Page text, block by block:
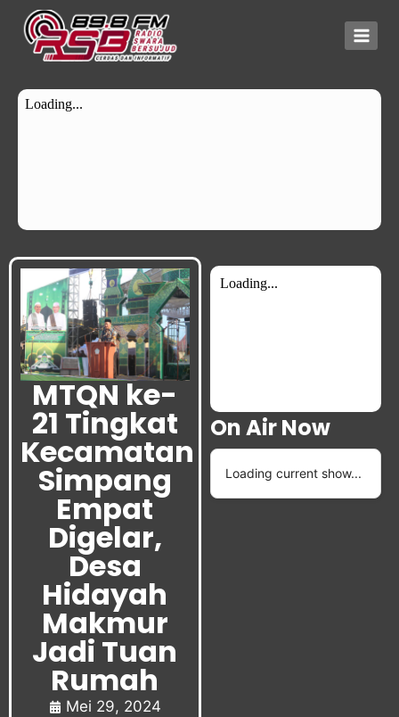
MTQN ke-
21 Tingkat
Kecamatan
Simpang
Empat
Digelar,
Desa
Hidayah
Makmur
Jadi Tuan
Rumah
Mei 29, 2024
On Air Now
Loading current show...